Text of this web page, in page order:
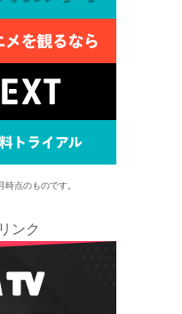
点のものです。
ンク